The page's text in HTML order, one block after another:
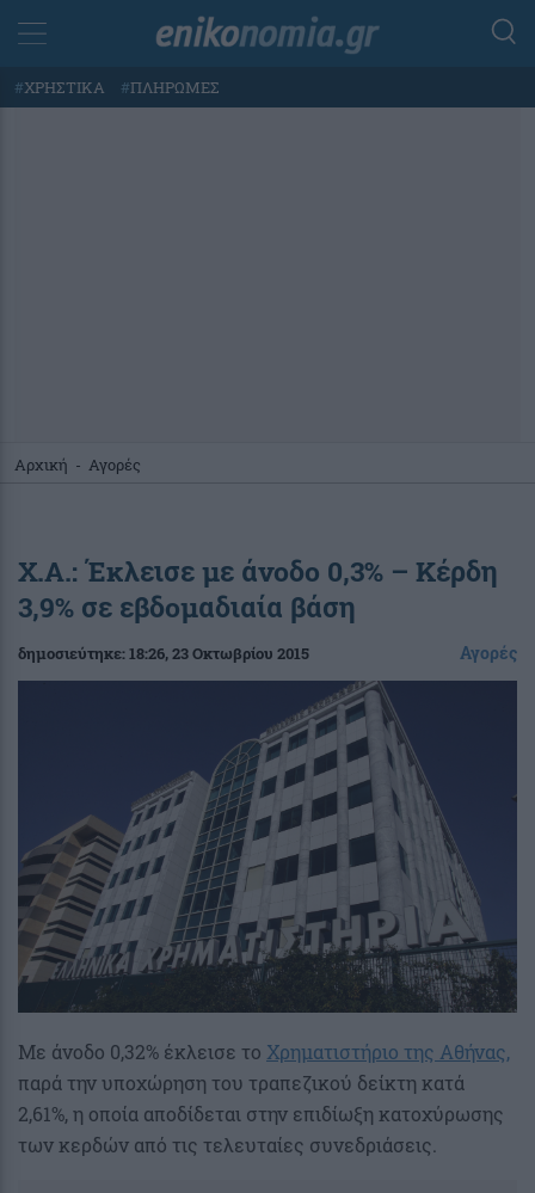
#ΧΡΗΣΤΙΚΑ #ΠΛΗΡΩΜΕΣ
Αρχική - Αγορές
Χ.Α.: Έκλεισε με άνοδο 0,3% – Κέρδη
3,9% σε εβδομαδιαία βάση
δημοσιεύτηκε:18:26, 23 Οκτωβρίου 2015 Αγορές
Με άνοδο 0,32% έκλεισε το Χρηματιστήριο της Αθήνας,
παρά την υποχώρηση του τραπεζικού δείκτη κατά
2,61%, η οποία αποδίδεται στην επιδίωξη κατοχύρωσης
των κερδών από τις τελευταίες συνεδριάσεις.